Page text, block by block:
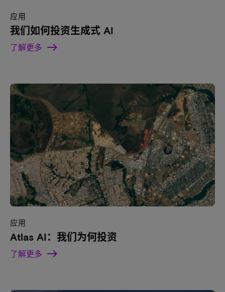
应用
我们如何投资生成式 AI
了解更多
应用
Atlas AI：我们为何投资
了解更多